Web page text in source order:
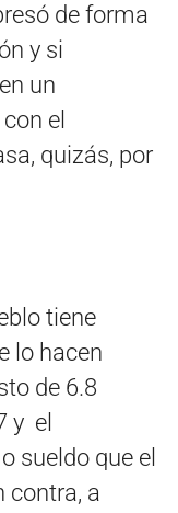
de forma
y si
un
el
quizás, por
tiene
lo hacen
de 6.8
y el
sueldo que el
contra, a